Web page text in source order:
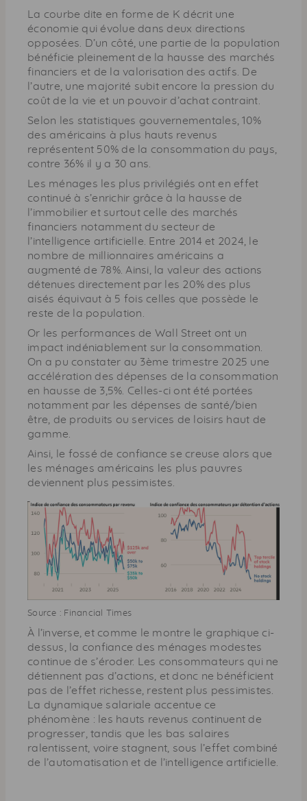
La courbe dite en forme de K décrit une
économie qui évolue dans deux directions
opposées. D’un côté, une partie de la population
bénéficie pleinement de la hausse des marchés
financiers et de la valorisation des actifs. De
l’autre, une majorité subit encore la pression du
coût de la vie et un pouvoir d’achat contraint.
Selon les statistiques gouvernementales, 10%
des américains à plus hauts revenus
représentent 50% de la consommation du pays,
contre 36% il y a 30 ans.
Les ménages les plus privilégiés ont en effet
continué à s’enrichir grâce à la hausse de
l’immobilier et surtout celle des marchés
financiers notamment du secteur de
l’intelligence artificielle. Entre 2014 et 2024, le
nombre de millionnaires américains a
augmenté de 78%. Ainsi, la valeur des actions
détenues directement par les 20% des plus
aisés équivaut à 5 fois celles que possède le
reste de la population.
Or les performances de Wall Street ont un
impact indéniablement sur la consommation.
On a pu constater au 3ème trimestre 2025 une
accélération des dépenses de la consommation
en hausse de 3,5%. Celles-ci ont été portées
notamment par les dépenses de santé/bien
être, de produits ou services de loisirs haut de
gamme.
Ainsi, le fossé de confiance se creuse alors que
les ménages américains les plus pauvres
deviennent plus pessimistes.
Source : Financial Times
À l’inverse, et comme le montre le graphique ci-
dessus, la confiance des ménages modestes
continue de s’éroder. Les consommateurs qui ne
détiennent pas d’actions, et donc ne bénéficient
pas de l’effet richesse, restent plus pessimistes.
La dynamique salariale accentue ce
phénomène : les hauts revenus continuent de
progresser, tandis que les bas salaires
ralentissent, voire stagnent, sous l’effet combiné
de l’automatisation et de l’intelligence artificielle.